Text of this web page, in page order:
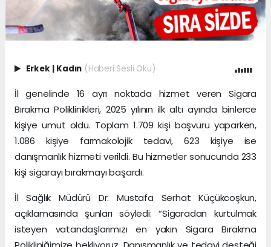
Erkek | Kadın (Haberi Sesli Oku)
İl genelinde 16 ayrı noktada hizmet veren Sigara
Bırakma Poliklinikleri, 2025 yılının ilk altı ayında binlerce
kişiye umut oldu. Toplam 1.709 kişi başvuru yaparken,
1.086 kişiye farmakolojik tedavi, 623 kişiye ise
danışmanlık hizmeti verildi. Bu hizmetler sonucunda 233
kişi sigarayı bırakmayı başardı.
İl Sağlık Müdürü Dr. Mustafa Serhat Küçükcoşkun,
açıklamasında şunları söyledi: “Sigaradan kurtulmak
isteyen vatandaşlarımızı en yakın Sigara Bırakma